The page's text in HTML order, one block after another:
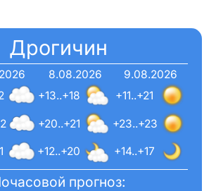
Дрогичин
8.08.2026
+13..+18
+20..+21
+12..+20
9.08.2026
+11..+21
+23..+23
+14..+17
прогноз: